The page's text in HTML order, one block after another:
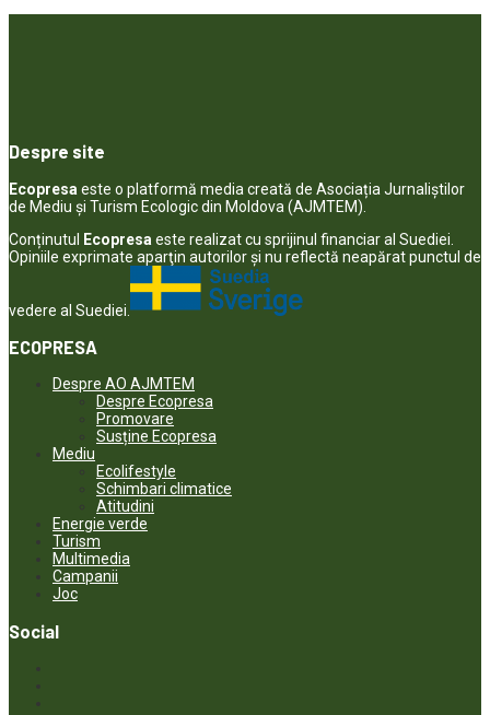
Despre site
Ecopresa este o platformă media creată de Asociația Jurnaliștilor
de Mediu și Turism Ecologic din Moldova (AJMTEM).
Conținutul
Ecopresa este realizat cu sprijinul financiar al Suediei.
Opiniile exprimate aparţin autorilor şi nu reflectă neapărat punctul de
vedere al Suediei.
ECOPRESA
Despre AO AJMTEM
Despre Ecopresa
Promovare
Susține Ecopresa
Mediu
Ecolifestyle
Schimbari climatice
Atitudini
Energie verde
Turism
Multimedia
Campanii
Joc
Social